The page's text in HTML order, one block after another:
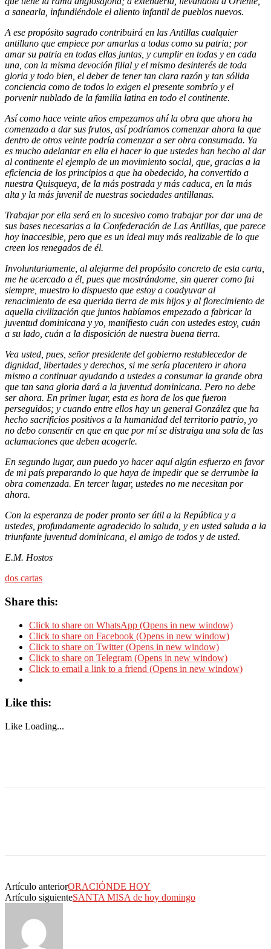
a sanearla, infundiéndole el aliento infantil de pueblos nuevos.
A ese propósito sagrado contribuirá en las Antillas cualquier
antillano que empiece por amarlas a todas como su patria; por
amar su patria en todas ellas juntas, y cumplir en todas y en cada
una, con la misma devoción filial y el mismo desinterés de toda
gloria y todo bien, el deber de tener tan clara razón y tan sólida
conciencia como de todos lo exigen el presente sombrío y el
porvenir nublado de la familia latina en todo el continente.
Así como hace veinte años empezamos ahí la obra que ahora ha
comenzado a dar sus frutos, así podríamos comenzar ahora la que
dentro de otros veinte podría comenzar a ser obra consumada. Ya
es mucho adelantar en ella el hacer lo que ustedes han hecho al dar
al continente el ejemplo de un movimiento social, que, gracias a la
eficiencia de los principios a que ha obedecido, ha convertido a
nuestra Quisqueya, de la más postrada y más caduca, en la más
alta y la más juvenil de nuestras sociedades antillanas.
Trabajar por ella será en lo sucesivo como trabajar por dar una de
sus bases necesarias a la Confederación de Las Antillas, que parece
hoy inaccesible, pero que es un ideal muy más realizable de lo que
creen los renegados de él.
Involuntariamente, al alejarme del propósito concreto de esta carta,
me he acercado a él, pues que mostrándome, sin querer como fui
siempre, muestro lo dispuesto que estoy a coadyuvar al
renacimiento de esa querida tierra de mis hijos y al florecimiento de
aquella civilización que juntos habíamos empezado a fabricar la
juventud dominicana y yo, manifiesto cuán con ustedes estoy, cuán
a su lado, cuán a la disposición de nuestra buena tierra.
Vea usted, pues, señor presidente del gobierno restablecedor de
dignidad, libertades y derechos, si me sería placentero ir ahora
mismo a continuar ayudando a ustedes a consumar la grande obra
que tan sana gloria dará a la juventud dominicana. Pero no debe
ser ahora. En primer lugar, esta es hora de los que fueron
perseguidos; y cuando entre ellos hay un general González que ha
hecho sacrificios positivos a la humanidad del territorio patrio, yo
no debo consentir en que en que por mí se distraiga una sola de las
aclamaciones que deben acogerle.
En segundo lugar, aun puedo yo hacer aquí algún esfuerzo en favor
de mi país preparando lo que haya de impedir que se derrumbe la
obra comenzada. En tercer lugar, ustedes no me necesitan por
ahora.
Con la esperanza de poder pronto ser útil a la República y a
ustedes, profundamente agradecido lo saluda, y en usted saluda a la
triunfante juventud dominicana, el amigo de todos y de usted.
E.M. Hostos
dos cartas
Share this:
Click to share on WhatsApp (Opens in new window)
Click to share on Facebook (Opens in new window)
Click to share on Twitter (Opens in new window)
Click to share on Telegram (Opens in new window)
Click to email a link to a friend (Opens in new window)
Like this:
Like Loading...
Artículo anteriorORACIÓNDE HOY
Artículo siguienteSANTA MISA de hoy domingo